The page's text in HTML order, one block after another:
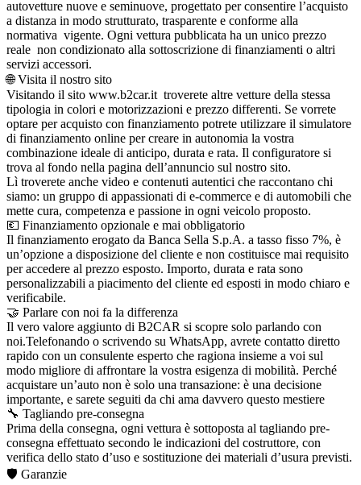
autovetture nuove e seminuove, progettato per consentire l’acquisto
a distanza in modo strutturato, trasparente e conforme alla
normativa vigente. Ogni vettura pubblicata ha un unico prezzo
reale non condizionato alla sottoscrizione di finanziamenti o altri
servizi accessori.
🌐 Visita il nostro sito
Visitando il sito www.b2car.it troverete altre vetture della stessa
tipologia in colori e motorizzazioni e prezzo differenti. Se vorrete
optare per acquisto con finanziamento potrete utilizzare il simulatore
di finanziamento online per creare in autonomia la vostra
combinazione ideale di anticipo, durata e rata. Il configuratore si
trova al fondo nella pagina dell’annuncio sul nostro sito.
Lì troverete anche video e contenuti autentici che raccontano chi
siamo: un gruppo di appassionati di e-commerce e di automobili che
mette cura, competenza e passione in ogni veicolo proposto.
💶 Finanziamento opzionale e mai obbligatorio
Il finanziamento erogato da Banca Sella S.p.A. a tasso fisso 7%, è
un’opzione a disposizione del cliente e non costituisce mai requisito
per accedere al prezzo esposto. Importo, durata e rata sono
personalizzabili a piacimento del cliente ed esposti in modo chiaro e
verificabile.
🤝 Parlare con noi fa la differenza
Il vero valore aggiunto di B2CAR si scopre solo parlando con
noi.Telefonando o scrivendo su WhatsApp, avrete contatto diretto
rapido con un consulente esperto che ragiona insieme a voi sul
modo migliore di affrontare la vostra esigenza di mobilità. Perché
acquistare un’auto non è solo una transazione: è una decisione
importante, e sarete seguiti da chi ama davvero questo mestiere
🔧 Tagliando pre-consegna
Prima della consegna, ogni vettura è sottoposta al tagliando pre-
consegna effettuato secondo le indicazioni del costruttore, con
verifica dello stato d’uso e sostituzione dei materiali d’usura previsti.
🛡️ Garanzie